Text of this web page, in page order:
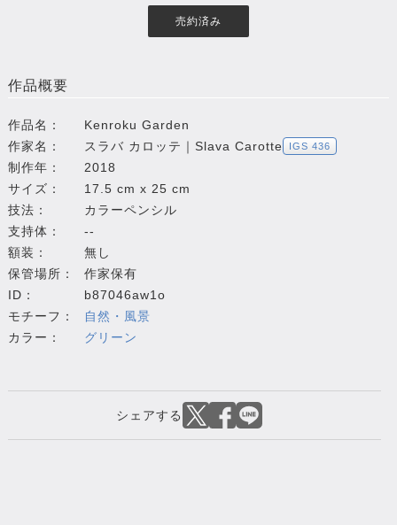
売約済み
作品概要
作品名：
Kenroku Garden
作家名：
スラバ カロッテ｜Slava Carotte IGS 436
制作年：
2018
サイズ：
17.5 cm x 25 cm
技法：
カラーペンシル
支持体：
--
額装：
無し
保管場所：
作家保有
ID：
b87046aw1o
モチーフ：
自然・風景
カラー：
グリーン